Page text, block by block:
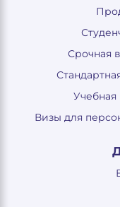
Срочная
Визы для